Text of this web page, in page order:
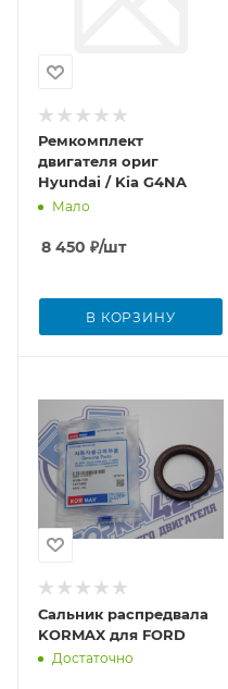
Ремкомплект
двигателя ориг
Hyundai / Kia G4NA
Мало
8 450 ₽/шт
В КОРЗИНУ
Сальник распредвала
KORMAX для FORD
Достаточно